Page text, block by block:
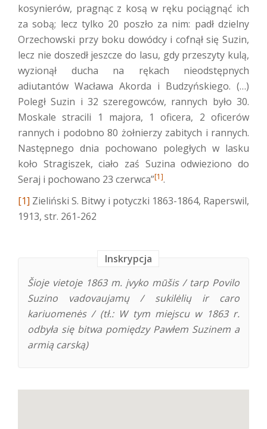
kosynierów, pragnąc z kosą w ręku pociągnąć ich
za sobą; lecz tylko 20 poszło za nim: padł dzielny
Orzechowski przy boku dowódcy i cofnął się Suzin,
lecz nie doszedł jeszcze do lasu, gdy przeszyty kulą,
wyzionął ducha na rękach nieodstępnych
adiutantów Wacława Akorda i Budzyńskiego. (…)
Poległ Suzin i 32 szeregowców, rannych było 30.
Moskale stracili 1 majora, 1 oficera, 2 oficerów
rannych i podobno 80 żołnierzy zabitych i rannych.
Następnego dnia pochowano poległych w lasku
koło Stragiszek, ciało zaś Suzina odwieziono do
Seraj i pochowano 23 czerwca”[1].
[1] Zieliński S. Bitwy i potyczki 1863-1864, Raperswil,
1913, str. 261-262
Inskrypcja
Šioje vietoje 1863 m. įvyko mūšis / tarp Povilo
Suzino vadovaujamų / sukilėlių ir caro
kariuomenės / (tł.: W tym miejscu w 1863 r.
odbyła się bitwa pomiędzy Pawłem Suzinem a
armią carską)